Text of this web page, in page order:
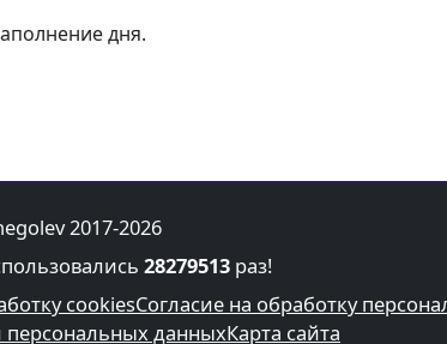
дня.
2017-2026
28279513 раз!
cookiesСогласие на обработку
данныхКарта сайта